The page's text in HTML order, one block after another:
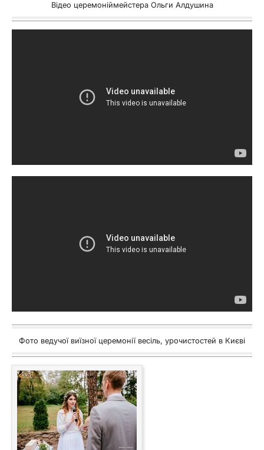
Відео церемоніймейстера Ольги Алдушина
Фото ведучої виїзної церемонії весіль, урочистостей в Києві